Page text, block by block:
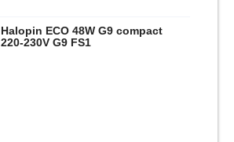
Halopin ECO 48W G9 compact
220-230V G9 FS1